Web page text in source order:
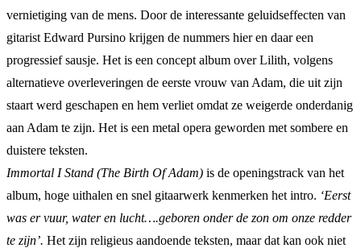
vernietiging van de mens. Door de interessante geluidseffecten van
gitarist Edward Pursino krijgen de nummers hier en daar een
progressief sausje. Het is een concept album over Lilith, volgens
alternatieve overleveringen de eerste vrouw van Adam, die uit zijn
staart werd geschapen en hem verliet omdat ze weigerde onderdanig
aan Adam te zijn. Het is een metal opera geworden met sombere en
duistere teksten.
Immortal I Stand (The Birth Of Adam) is de openingstrack van het
album, hoge uithalen en snel gitaarwerk kenmerken het intro. ‘Eerst
was er vuur, water en lucht….geboren onder de zon om onze redder
te zijn’. Het zijn religieus aandoende teksten, maar dat kan ook niet